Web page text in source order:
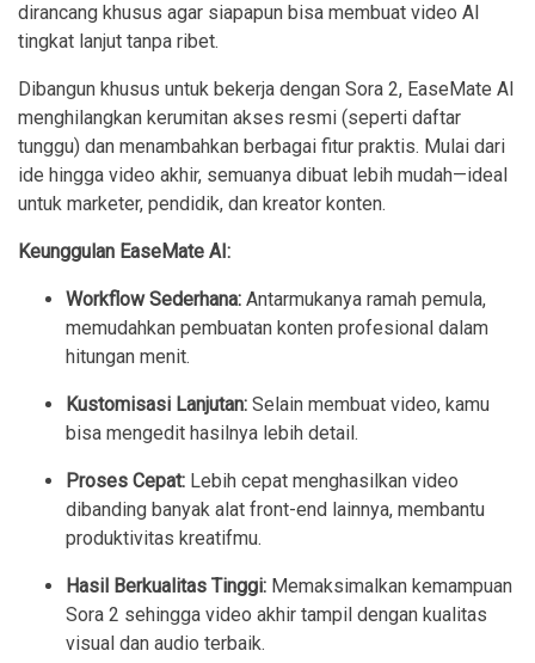
dirancang khusus agar siapapun bisa membuat video AI
tingkat lanjut tanpa ribet.
Dibangun khusus untuk bekerja dengan Sora 2, EaseMate AI
menghilangkan kerumitan akses resmi (seperti daftar
tunggu) dan menambahkan berbagai fitur praktis. Mulai dari
ide hingga video akhir, semuanya dibuat lebih mudah—ideal
untuk marketer, pendidik, dan kreator konten.
Keunggulan EaseMate AI:
Workflow Sederhana: Antarmukanya ramah pemula,
memudahkan pembuatan konten profesional dalam
hitungan menit.
Kustomisasi Lanjutan: Selain membuat video, kamu
bisa mengedit hasilnya lebih detail.
Proses Cepat: Lebih cepat menghasilkan video
dibanding banyak alat front-end lainnya, membantu
produktivitas kreatifmu.
Hasil Berkualitas Tinggi: Memaksimalkan kemampuan
Sora 2 sehingga video akhir tampil dengan kualitas
visual dan audio terbaik.